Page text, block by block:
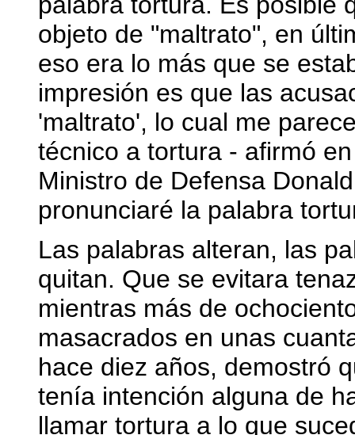
objeto de "maltrato", en
eso era lo más que se
impresión es que las
'maltrato', lo cual me
técnico a tortura - afirmó
Ministro de Defensa
pronunciaré la palabra
Las palabras alteran, las
quitan. Que se evitara
mientras más de
masacrados en unas
hace diez años, demostró
tenía intención alguna de
llamar tortura a lo que